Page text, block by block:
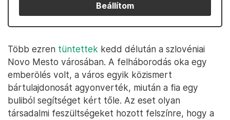
Beállítom
Több ezren tüntettek kedd délután a szlovéniai
Novo Mesto városában. A felháborodás oka egy
emberölés volt, a város egyik közismert
bártulajdonosát agyonverték, miután a fia egy
buliból segítséget kért tőle. Az eset olyan
társadalmi feszültségeket hozott felszínre, hogy a